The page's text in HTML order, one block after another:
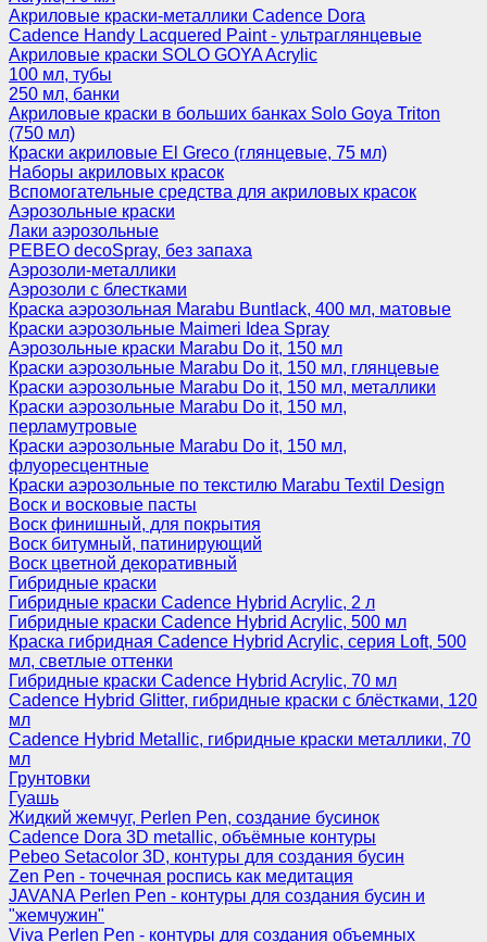
Акриловые краски-металлики Cadence Dora
Cadence Handy Lacquered Paint - ультраглянцевые
Акриловые краски SOLO GOYA Acrylic
100 мл, тубы
250 мл, банки
Акриловые краски в больших банках Solo Goya Triton
(750 мл)
Краски акриловые El Greco (глянцевые, 75 мл)
Наборы акриловых красок
Вспомогательные средства для акриловых красок
Аэрозольные краски
Лаки аэрозольные
PEBEO decoSpray, без запаха
Аэрозоли-металлики
Аэрозоли с блестками
Краска аэрозольная Marabu Buntlack, 400 мл, матовые
Краски аэрозольные Maimeri Idea Spray
Аэрозольные краски Marabu Do it, 150 мл
Краски аэрозольные Marabu Do it, 150 мл, глянцевые
Краски аэрозольные Marabu Do it, 150 мл, металлики
Краски аэрозольные Marabu Do it, 150 мл,
перламутровые
Краски аэрозольные Marabu Do it, 150 мл,
флуоресцентные
Краски аэрозольные по текстилю Marabu Textil Design
Воск и восковые пасты
Воск финишный, для покрытия
Воск битумный, патинирующий
Воск цветной декоративный
Гибридные краски
Гибридные краски Cadence Hybrid Acrylic, 2 л
Гибридные краски Cadence Hybrid Acrylic, 500 мл
Краска гибридная Cadence Hybrid Acrylic, серия Loft, 500
мл, светлые оттенки
Гибридные краски Cadence Hybrid Acrylic, 70 мл
Cadence Hybrid Glitter, гибридные краски с блёстками, 120
мл
Cadence Hybrid Metallic, гибридные краски металлики, 70
мл
Грунтовки
Гуашь
Жидкий жемчуг, Perlen Pen, создание бусинок
Cadence Dora 3D metallic, объёмные контуры
Pebeo Setacolor 3D, контуры для создания бусин
Zen Pen - точечная роспись как медитация
JAVANA Perlen Pen - контуры для создания бусин и
"жемчужин"
Viva Perlen Pen - контуры для создания объемных